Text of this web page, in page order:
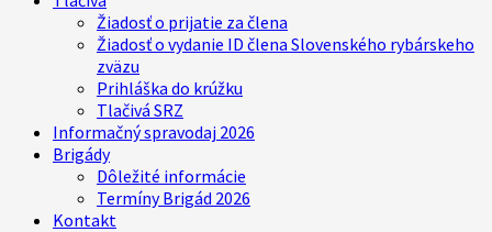
Žiadosť o prijatie za člena
Žiadosť o vydanie ID člena Slovenského rybárskeho
zväzu
Prihláška do krúžku
Tlačivá SRZ
Informačný spravodaj 2026
Brigády
Dôležité informácie
Termíny Brigád 2026
Kontakt